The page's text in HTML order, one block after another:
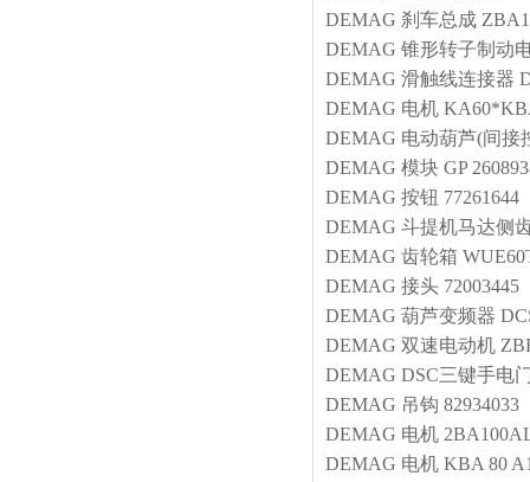
DEMAG 刹车总成
DEMAG 锥形转子制动
DEMAG 滑触线连接器
DEMAG 电机
DEMAG 电动葫芦(间接
DEMAG 模块 GP
DEMAG 按钮 77261644
DEMAG 斗提机马达侧
DEMAG 齿轮箱
DEMAG 接头 72003445
DEMAG 葫芦变频器
DEMAG 双速电动机
DEMAG DSC三键手电
DEMAG 吊钩 82934033
DEMAG 电机
DEMAG 电机 KBA 80